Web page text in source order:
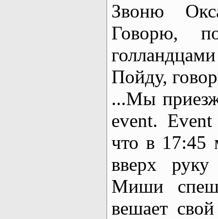
Звоню
Говорю,
Пойду,
...Мы
event.
что в 17:45
вверх
Миши
вешает